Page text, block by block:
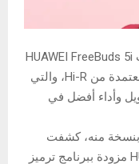
تستعد السوق المغربية لتسويق سماعات HUAWEI FreeBuds 5i
اللاسلكية ذات خاصية TWS الجديدة والمعتمدة من Hi-R، والتي
وأداء أفضل في
لها توصل موقع “المستقبل24” بنسخة منه، كشفت
هواوي أن سماعات HUAWEI FreeBuds 5i مزودة ببرنامج ترميز